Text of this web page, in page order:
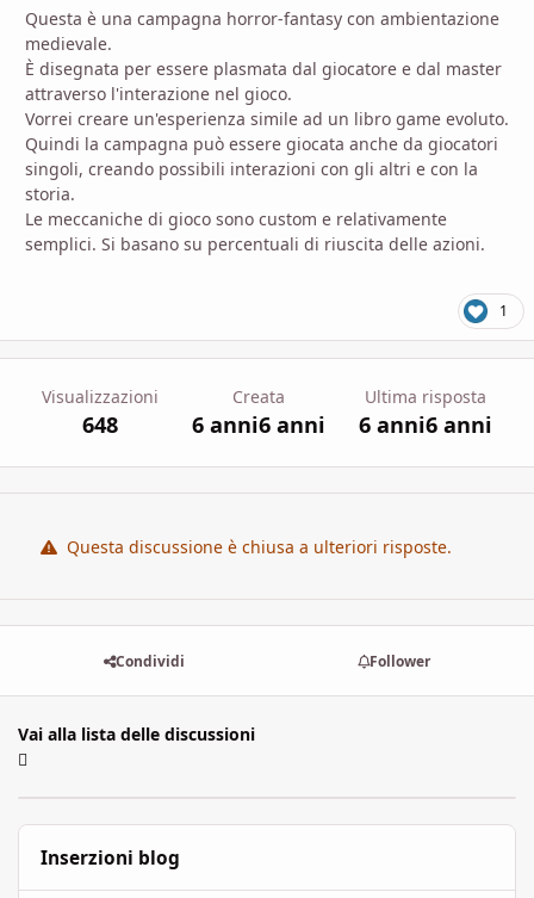
Questa è una campagna horror-fantasy con ambientazione
medievale.
È disegnata per essere plasmata dal giocatore e dal master
attraverso l'interazione nel gioco.
Vorrei creare un'esperienza simile ad un libro game evoluto.
Quindi la campagna può essere giocata anche da giocatori
singoli, creando possibili interazioni con gli altri e con la
storia.
Le meccaniche di gioco sono custom e relativamente
semplici. Si basano su percentuali di riuscita delle azioni.
1
Visualizzazioni
648
Creata
6 anni6 anni
Ultima risposta
6 anni6 anni
Questa discussione è chiusa a ulteriori risposte.
Condividi Follower
Vai alla lista delle discussioni
Inserzioni blog